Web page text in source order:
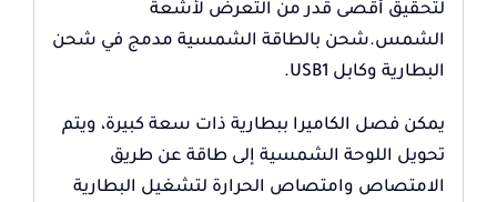
لتحقيق أقصى قدر من التعرض لأشعة
الشمس.شحن بالطاقة الشمسية مدمج في شحن
البطارية وكابل USB1.
يمكن فصل الكاميرا ببطارية ذات سعة كبيرة، ويتم
تحويل اللوحة الشمسية إلى طاقة عن طريق
الامتصاص وامتصاص الحرارة لتشغيل البطارية